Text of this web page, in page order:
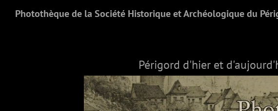
Photothèque de la Société Historique et Archéologique du
Périgord d'hier et